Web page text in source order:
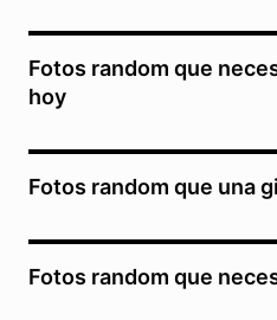
Fotos random que
hoy
Fotos random que una
Fotos random que